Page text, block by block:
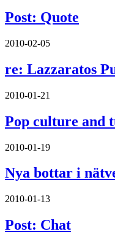
Post: Quote
2010-02-05
re: Lazzaratos
2010-01-21
Pop culture and
2010-01-19
Nya bottar i
2010-01-13
Post: Chat